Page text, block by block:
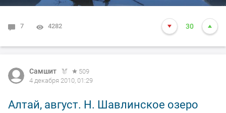
7 4282 30
Самшит
509
4 декабря 2010, 01:29
Алтай, август. Н. Шавлинское озеро